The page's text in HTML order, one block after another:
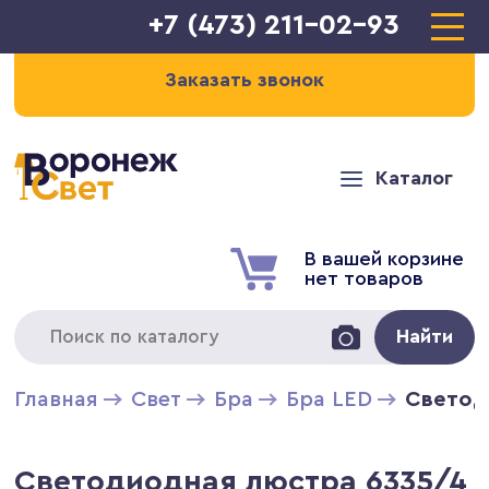
+7 (473) 211-02-93
Заказать звонок
Каталог
В вашей корзине
нет товаров
Найти
Главная Свет Бра Бра LED
Светодиодная люстра 6335/4